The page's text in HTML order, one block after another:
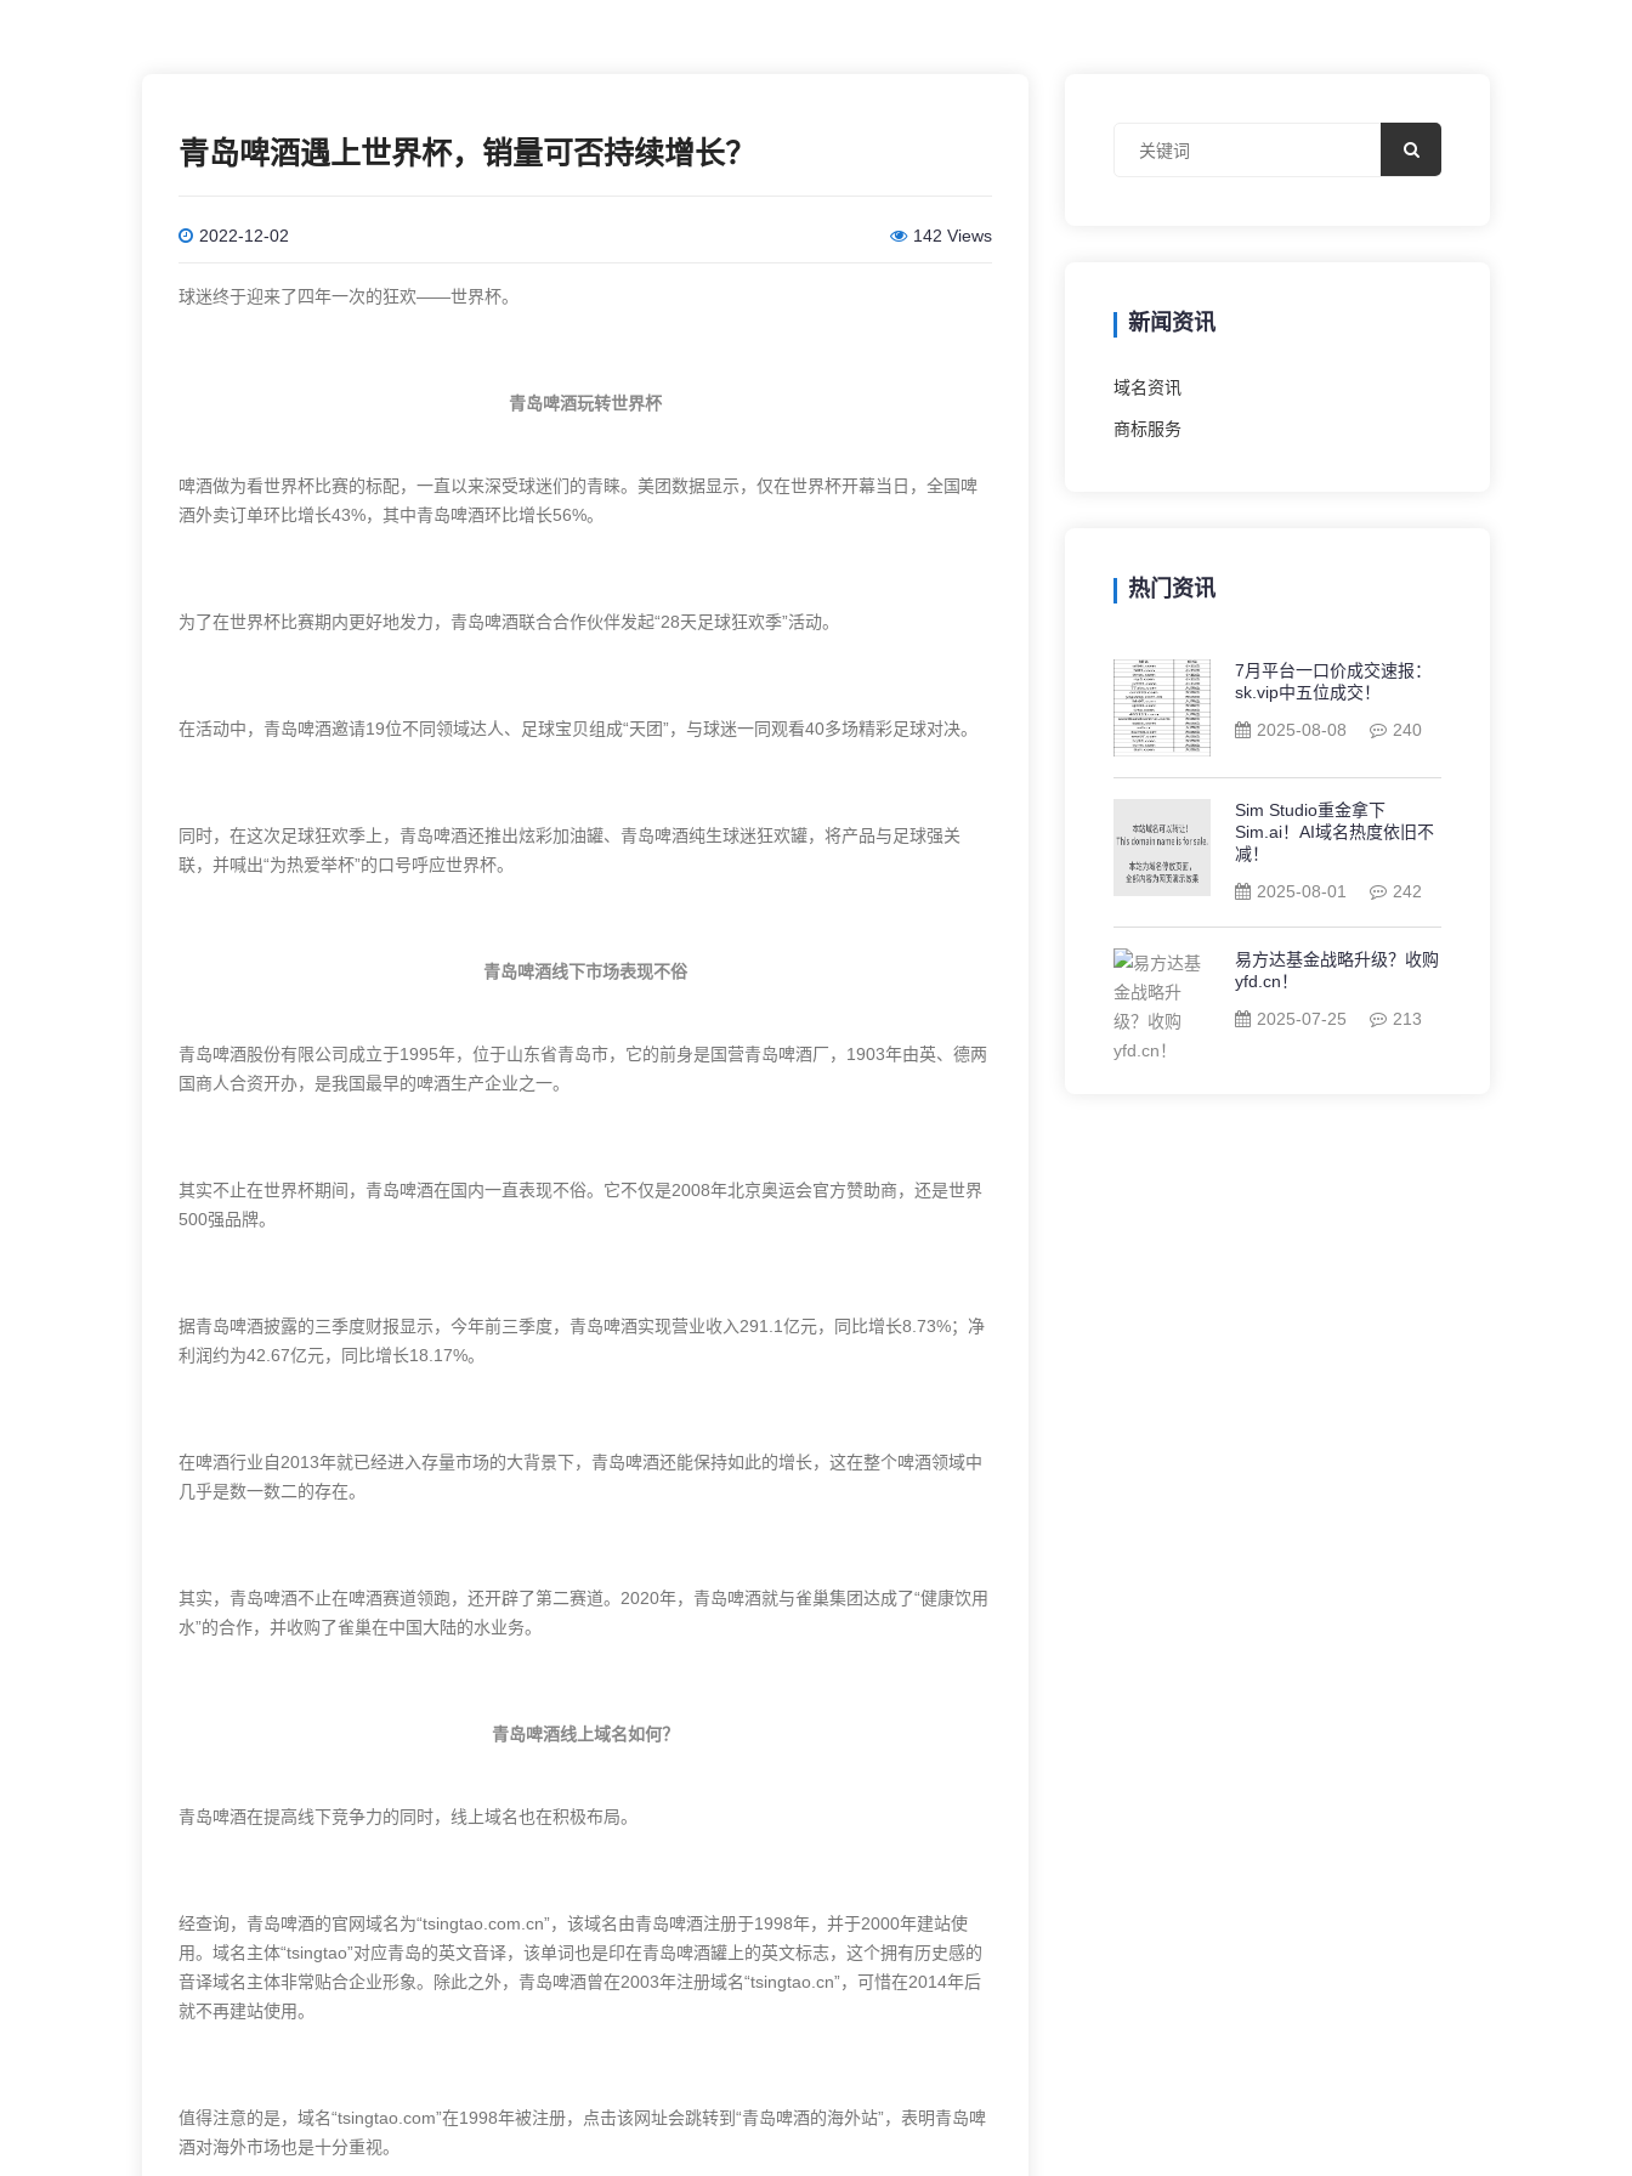
青岛啤酒遇上世界杯，销量可否持续增长？
2022-12-02 142 Views
球迷终于迎来了四年一次的狂欢——世界杯。
青岛啤酒玩转世界杯
啤酒做为看世界杯比赛的标配，一直以来深受球迷们的青睐。美团数据显示，仅在世界杯开幕当日，全国啤
酒外卖订单环比增长43%，其中青岛啤酒环比增长56%。
为了在世界杯比赛期内更好地发力，青岛啤酒联合合作伙伴发起“28天足球狂欢季”活动。
在活动中，青岛啤酒邀请19位不同领域达人、足球宝贝组成“天团”，与球迷一同观看40多场精彩足球对决。
同时，在这次足球狂欢季上，青岛啤酒还推出炫彩加油罐、青岛啤酒纯生球迷狂欢罐，将产品与足球强关
联，并喊出“为热爱举杯”的口号呼应世界杯。
青岛啤酒线下市场表现不俗
青岛啤酒股份有限公司成立于1995年，位于山东省青岛市，它的前身是国营青岛啤酒厂，1903年由英、德两
国商人合资开办，是我国最早的啤酒生产企业之一。
其实不止在世界杯期间，青岛啤酒在国内一直表现不俗。它不仅是2008年北京奥运会官方赞助商，还是世界
500强品牌。
据青岛啤酒披露的三季度财报显示，今年前三季度，青岛啤酒实现营业收入291.1亿元，同比增长8.73%；净
利润约为42.67亿元，同比增长18.17%。
在啤酒行业自2013年就已经进入存量市场的大背景下，青岛啤酒还能保持如此的增长，这在整个啤酒领域中
几乎是数一数二的存在。
其实，青岛啤酒不止在啤酒赛道领跑，还开辟了第二赛道。2020年，青岛啤酒就与雀巢集团达成了“健康饮用
水”的合作，并收购了雀巢在中国大陆的水业务。
青岛啤酒线上域名如何？
青岛啤酒在提高线下竞争力的同时，线上域名也在积极布局。
经查询，青岛啤酒的官网域名为“tsingtao.com.cn”，该域名由青岛啤酒注册于1998年，并于2000年建站使
用。域名主体“tsingtao”对应青岛的英文音译，该单词也是印在青岛啤酒罐上的英文标志，这个拥有历史感的
音译域名主体非常贴合企业形象。除此之外，青岛啤酒曾在2003年注册域名“tsingtao.cn”，可惜在2014年后
就不再建站使用。
值得注意的是，域名“tsingtao.com”在1998年被注册，点击该网址会跳转到“青岛啤酒的海外站”，表明青岛啤
酒对海外市场也是十分重视。
新闻资讯
域名资讯
商标服务
热门资讯
7月平台一口价成交速报：
sk.vip中五位成交！
2025-08-08
240
Sim Studio重金拿下
Sim.ai！AI域名热度依旧不
减！
2025-08-01
242
易方达基金战略升级？收购
yfd.cn！
2025-07-25
213